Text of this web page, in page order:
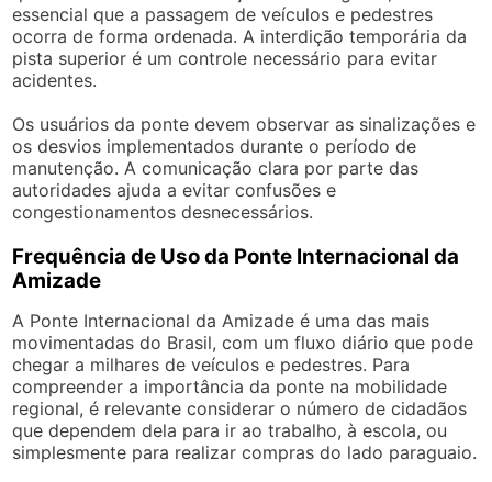
essencial que a passagem de veículos e pedestres
ocorra de forma ordenada. A interdição temporária da
pista superior é um controle necessário para evitar
acidentes.
Os usuários da ponte devem observar as sinalizações e
os desvios implementados durante o período de
manutenção. A comunicação clara por parte das
autoridades ajuda a evitar confusões e
congestionamentos desnecessários.
Frequência de Uso da Ponte Internacional da
Amizade
A Ponte Internacional da Amizade é uma das mais
movimentadas do Brasil, com um fluxo diário que pode
chegar a milhares de veículos e pedestres. Para
compreender a importância da ponte na mobilidade
regional, é relevante considerar o número de cidadãos
que dependem dela para ir ao trabalho, à escola, ou
simplesmente para realizar compras do lado paraguaio.